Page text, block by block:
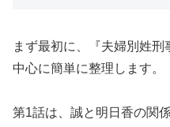
まず最初に、『夫婦別姓
中心に簡単に整理します。
第1話は、誠と明日香の関